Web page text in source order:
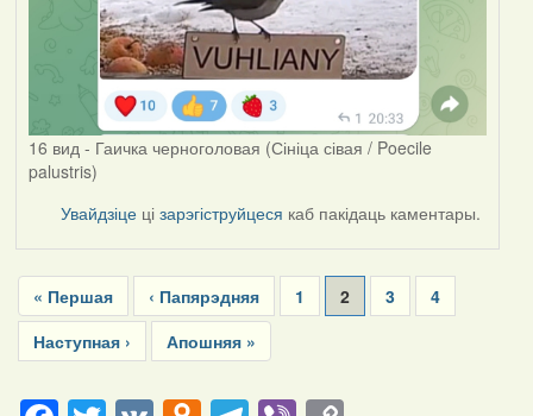
16 вид - Гаичка черноголовая (Сініца сівая / Poecile
palustris)
Увайдзіце цізарэгіструйцеся каб пакідаць каментары.
Pagination
First
page
« Першая
Previous
page
‹ Папярэдняя Page
1
Current
page
2 Page
3 Page
4
Next
page
Наступная ›
Last
page
Апошняя »